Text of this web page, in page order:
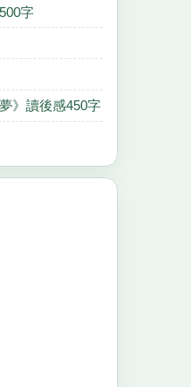
字
》讀後感450字